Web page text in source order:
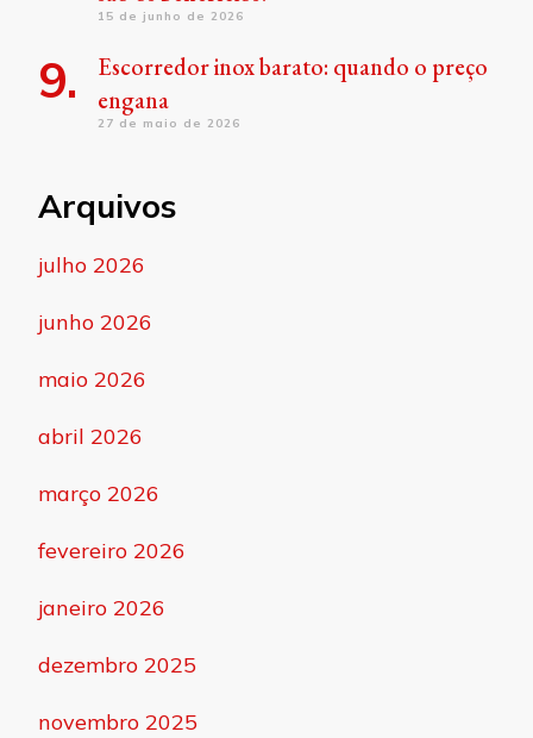
15 de junho de 2026
Escorredor inox barato: quando o preço
engana
27 de maio de 2026
Arquivos
julho 2026
junho 2026
maio 2026
abril 2026
março 2026
fevereiro 2026
janeiro 2026
dezembro 2025
novembro 2025